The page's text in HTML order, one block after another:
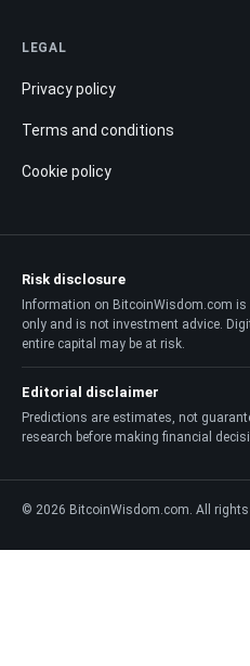
LEGAL
Privacy policy
Terms and conditions
Cookie policy
Risk disclosure
Information on BitcoinWisdom.com
only and is not investment advice.
entire capital may be at risk.
Editorial disclaimer
Predictions are estimates, not
research before making financial
© 2026 BitcoinWisdom.com. All rights